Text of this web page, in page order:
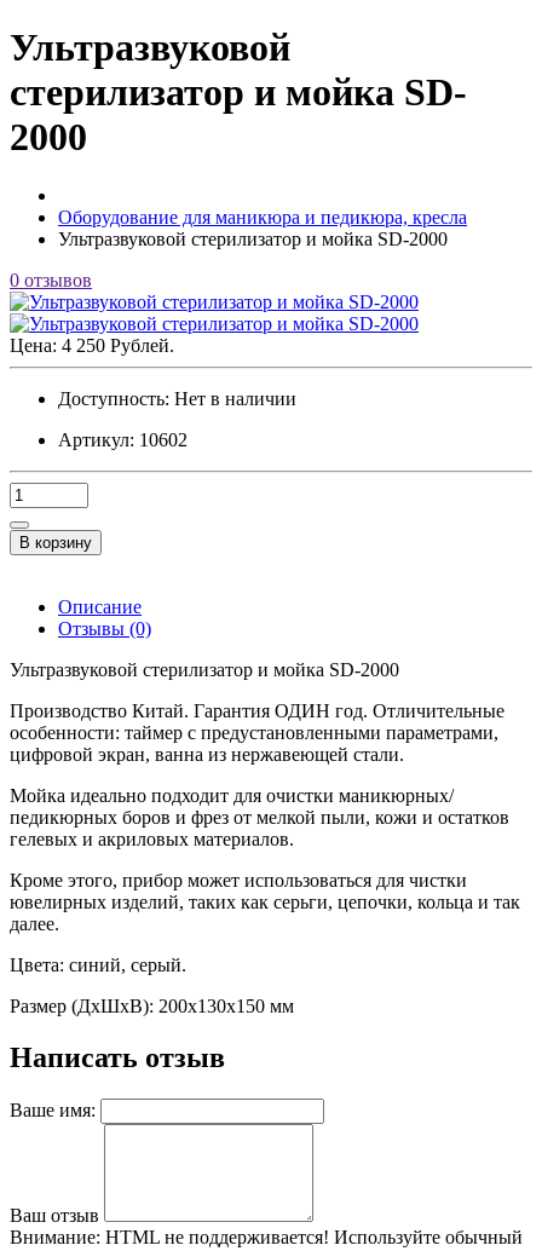
Ультразвуковой
стерилизатор и мойка SD-
2000
Оборудование для маникюра и педикюра, кресла
Ультразвуковой стерилизатор и мойка SD-2000
0 отзывов
Цена: 4 250 Рублей.
Доступность: Нет в наличии
Артикул: 10602
В корзину
Описание
Отзывы (0)
Ультразвуковой стерилизатор и мойка SD-2000
Производство Китай. Гарантия ОДИН год. Отличительные
особенности: таймер с предустановленными параметрами,
цифровой экран, ванна из нержавеющей стали.
Мойка идеально подходит для очистки маникюрных/
педикюрных боров и фрез от мелкой пыли, кожи и остатков
гелевых и акриловых материалов.
Кроме этого, прибор может использоваться для чистки
ювелирных изделий, таких как серьги, цепочки, кольца и так
далее.
Цвета: синий, серый.
Размер (ДхШхВ): 200х130х150 мм
Написать отзыв
Ваше имя:
Ваш отзыв
Внимание: HTML не поддерживается! Используйте обычный